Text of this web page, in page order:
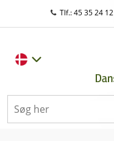
Tlf.: 45 35 24 12